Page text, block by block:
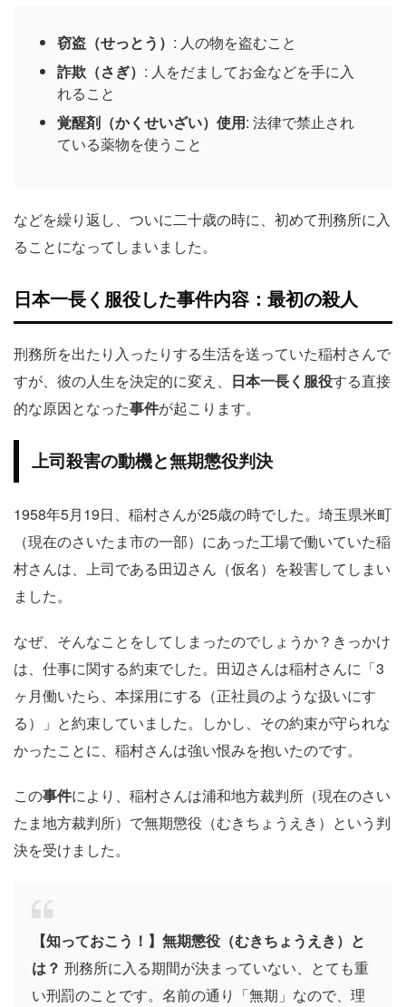
窃盗（せっとう） : 人の物を盗むこと
詐欺（さぎ） : 人をだましてお金などを手に入
れること
覚醒剤（かくせいざい）使用: 法律で禁止され
ている薬物を使うこと
などを繰り返し、ついに二十歳の時に、初めて刑務所に入
ることになってしまいました。
日本一長く服役した事件内容：最初の殺人
刑務所を出たり入ったりする生活を送っていた稲村さんで
すが、彼の人生を決定的に変え、 日本一長く服役する直接
的な原因となった事件が起こります。
上司殺害の動機と無期懲役判決
1958年5月19日、稲村さんが25歳の時でした。埼玉県米町
（現在のさいたま市の一部）にあった工場で働いていた稲
村さんは、上司である田辺さん（仮名）を殺害してしまい
ました。
なぜ、そんなことをしてしまったのでしょうか？きっかけ
は、仕事に関する約束でした。田辺さんは稲村さんに「3
ヶ月働いたら、本採用にする（正社員のような扱いにす
る）」と約束していました。しかし、その約束が守られな
かったことに、稲村さんは強い恨みを抱いたのです。
この事件により、稲村さんは浦和地方裁判所（現在のさい
たま地方裁判所）で無期懲役（むきちょうえき）という判
決を受けました。
【知っておこう！】無期懲役（むきちょうえき）と
は？ 刑務所に入る期間が決まっていない、とても重
い刑罰のことです。名前の通り「無期」なので、理